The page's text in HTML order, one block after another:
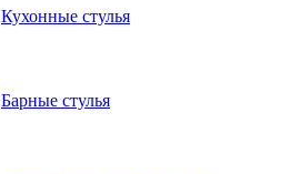
Кухонные стулья
Барные стулья